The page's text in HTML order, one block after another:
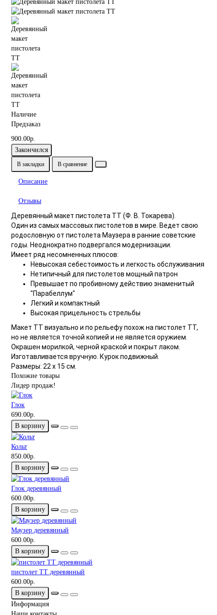
Наличие
Предзаказ
900.00р.
Закончился
В закладки В сравнение
Описание
Отзывы
Деревянный макет пистолета ТТ (Ф. В. Токарева).
Один из самых массовых пистолетов в мире. Ведет свою
родословную от пистолета Маузера в ранние советские
годы. Неоднократно подвергался модернизации.
Имеет ряд несомненных плюсов:
Невысокая себестоимость и легкость обслуживания
Нетипичный для пистолетов мощный патрон
Превышает по пробивному действию знаменитый
"Парабеллум"
Легкий и компактный
Высокая прицельность стрельбы
Макет ТТ визуально и по рельефу похож на пистолет ТТ,
но не является точной копией и не является оружием.
Окрашен морилкой, черной краской и покрыт лаком.
Изготавливается вручную. Курок подвижный.
Размеры: 22 х 15 см.
Похожие товары
Лидер продаж!
Глок
690.00р.
В корзину
Кольт
850.00р.
В корзину
Глок деревянный
600.00р.
В корзину
Маузер деревянный
600.00р.
В корзину
пистолет ТТ деревянный
600.00р.
В корзину
Информация